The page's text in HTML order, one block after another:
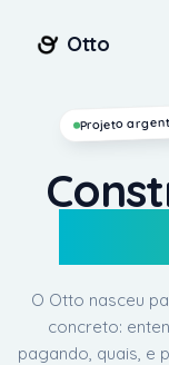
Otto
Projeto
O Otto nasceu
concreto:
pagando, quais, e